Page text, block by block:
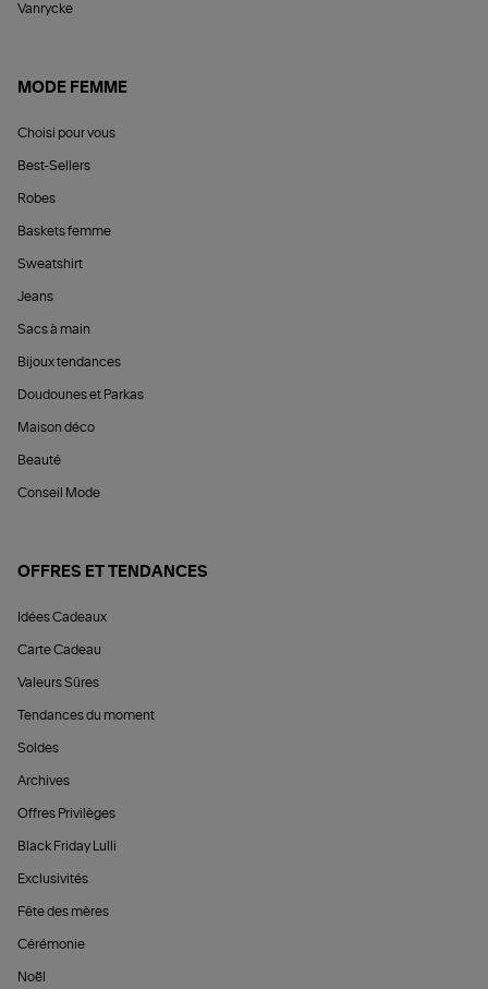
Vanrycke
MODE FEMME
Choisi pour vous
Best-Sellers
Robes
Baskets femme
Sweatshirt
Jeans
Sacs à main
Bijoux tendances
Doudounes et Parkas
Maison déco
Beauté
Conseil Mode
OFFRES ET TENDANCES
Idées Cadeaux
Carte Cadeau
Valeurs Sûres
Tendances du moment
Soldes
Archives
Offres Privilèges
Black Friday Lulli
Exclusivités
Fête des mères
Cérémonie
Noël